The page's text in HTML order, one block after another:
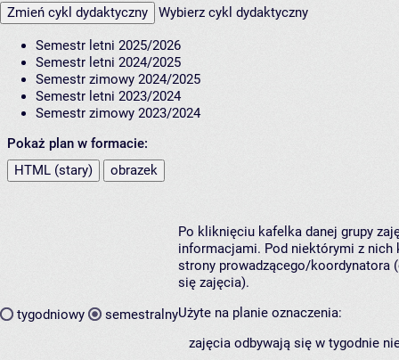
Zmień cykl dydaktyczny Wybierz cykl dydaktyczny
Semestr letni 2025/2026
Semestr letni 2024/2025
Semestr zimowy 2024/2025
Semestr letni 2023/2024
Semestr zimowy 2023/2024
Pokaż plan w formacie:
HTML (stary)
obrazek
tygodniowy semestralny
Po kliknięciu kafelka danej grupy
informacjami. Pod niektórymi z nich
strony prowadzącego/koordynatora
się zajęcia).
Użyte na planie oznaczenia:
zajęcia odbywają się w tygodnie